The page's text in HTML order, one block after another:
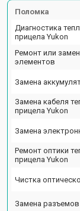
Поломка
Диагностика
прицела Yukon
Ремонт или
элементов
Замена
Замена кабеля
прицела Yukon
Замена
Ремонт оптики
прицела Yukon
Чистка
Замена разъемов